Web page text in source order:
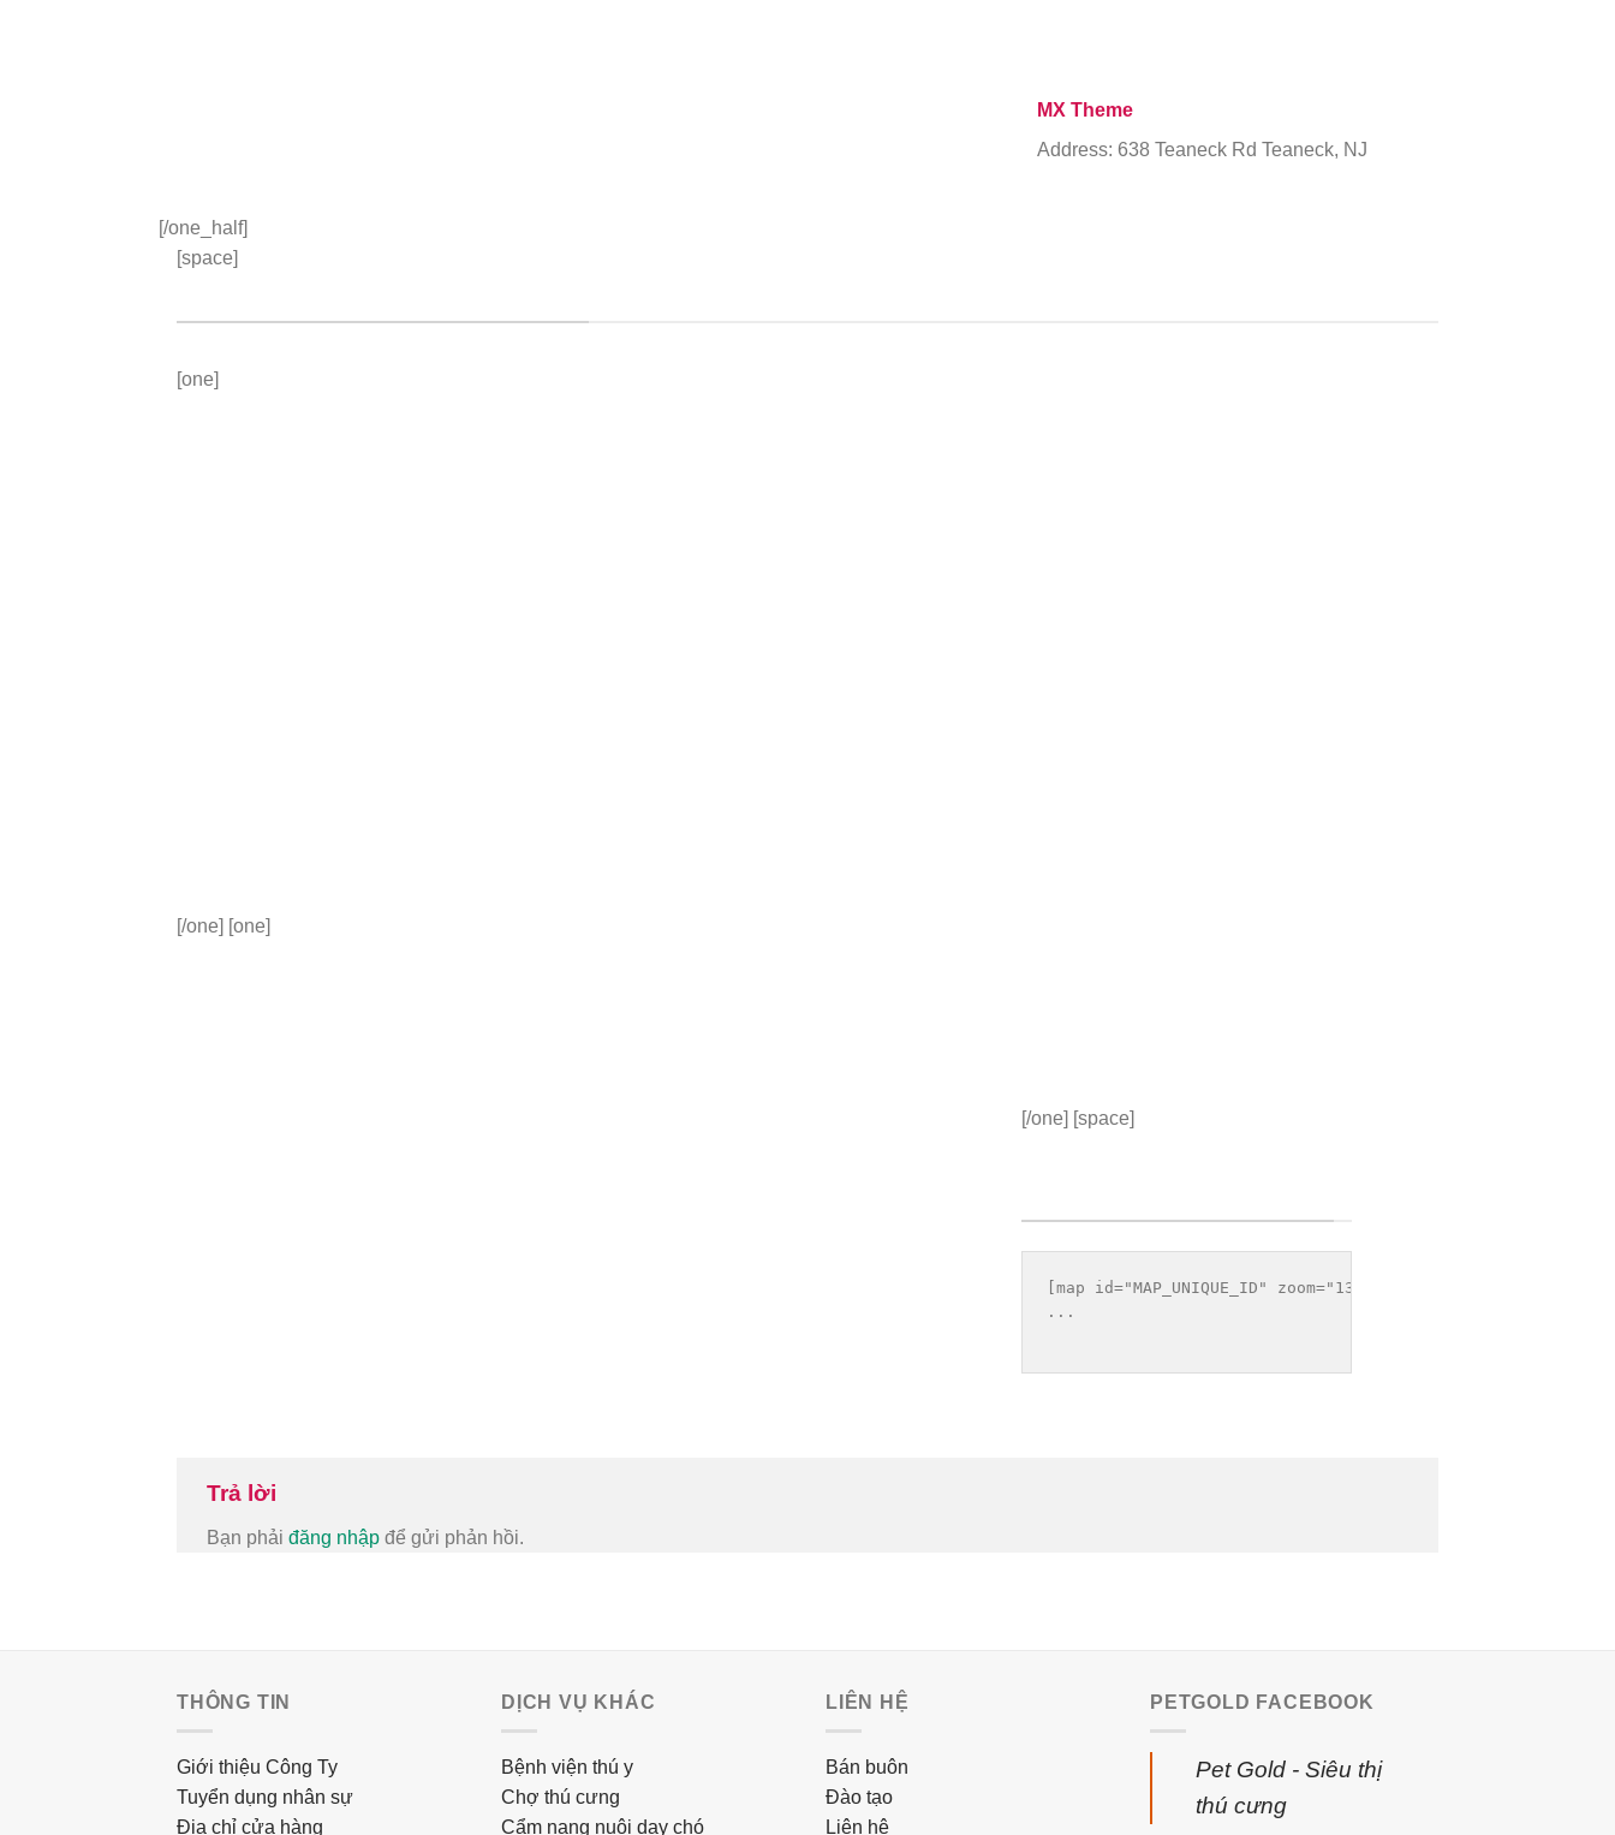
MX Theme
Address: 638 Teaneck Rd Teaneck, NJ
[/one_half]
[space]
[one]
[/one] [one]
[/one] [space]
[map id="MAP_UNIQUE_ID" zoom="13" draggable="yes/no"
...
Trả lời
Bạn phải đăng nhập để gửi phản hồi.
THÔNG TIN
Giới thiệu Công Ty
Tuyển dụng nhân sự
Địa chỉ cửa hàng
DỊCH VỤ KHÁC
Bệnh viện thú y
Chợ thú cưng
Cẩm nang nuôi dạy chó
LIÊN HỆ
Bán buôn
Đào tạo
Liên hệ
PETGOLD FACEBOOK
Pet Gold - Siêu thị
thú cưng